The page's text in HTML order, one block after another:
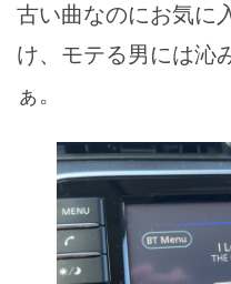
古い曲なのにお気に
け、モテる男には沁
ぁ。